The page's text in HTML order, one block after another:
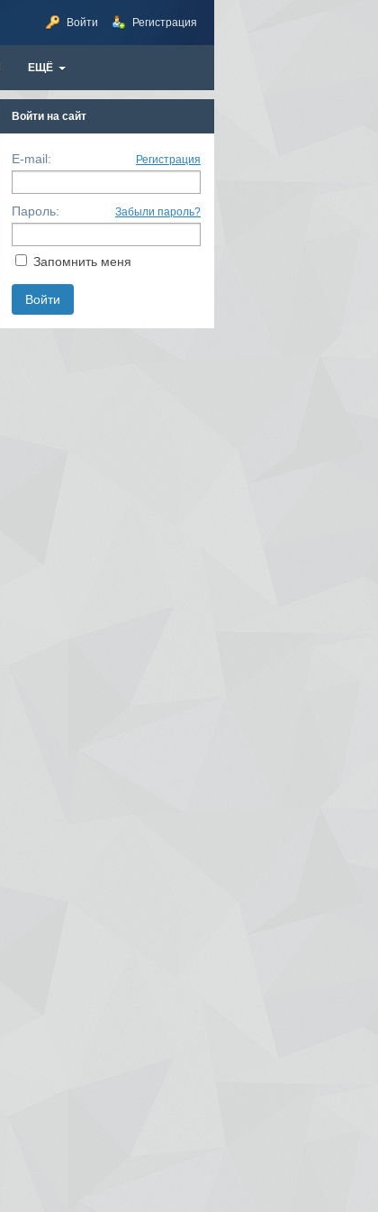
Войти Регистрация
ЕЩЁ
Войти на сайт
E-mail: Регистрация
Пароль: Забыли пароль?
Запомнить меня